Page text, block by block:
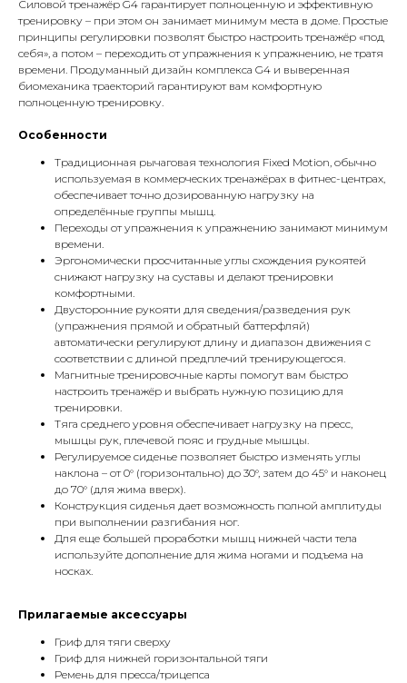
Силовой тренажёр G4 гарантирует полноценную и эффективную
тренировку – при этом он занимает минимум места в доме. Простые
принципы регулировки позволят быстро настроить тренажёр «под
себя», а потом – переходить от упражнения к упражнению, не тратя
времени. Продуманный дизайн комплекса G4 и выверенная
биомеханика траекторий гарантируют вам комфортную
полноценную тренировку.
Особенности
Традиционная рычаговая технология Fixed Motion, обычно
используемая в коммерческих тренажёрах в фитнес-центрах,
обеспечивает точно дозированную нагрузку на
определённые группы мышц.
Переходы от упражнения к упражнению занимают минимум
времени.
Эргономически просчитанные углы схождения рукоятей
снижают нагрузку на суставы и делают тренировки
комфортными.
Двусторонние рукояти для сведения/разведения рук
(упражнения прямой и обратный баттерфляй)
автоматически регулируют длину и диапазон движения с
соответствии с длиной предплечий тренирующегося.
Магнитные тренировочные карты помогут вам быстро
настроить тренажёр и выбрать нужную позицию для
тренировки.
Тяга среднего уровня обеспечивает нагрузку на пресс,
мышцы рук, плечевой пояс и грудные мышцы.
Регулируемое сиденье позволяет быстро изменять углы
наклона – от 0° (горизонтально) до 30°, затем до 45° и наконец
до 70° (для жима вверх).
Конструкция сиденья дает возможность полной амплитуды
при выполнении разгибания ног.
Для еще большей проработки мышц нижней части тела
используйте дополнение для жима ногами и подъема на
носках.
Прилагаемые аксессуары
Гриф для тяги сверху
Гриф для нижней горизонтальной тяги
Ремень для пресса/трицепса